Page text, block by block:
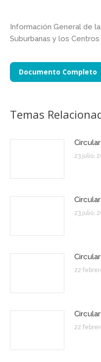
Información General de
Suburbanas y los
Documento Completo
Temas
23 julio,
23 julio,
22
22